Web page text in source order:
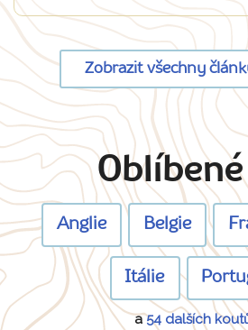
Zobrazit všechny
Anglie Belgie
Itálie
a54 dalších